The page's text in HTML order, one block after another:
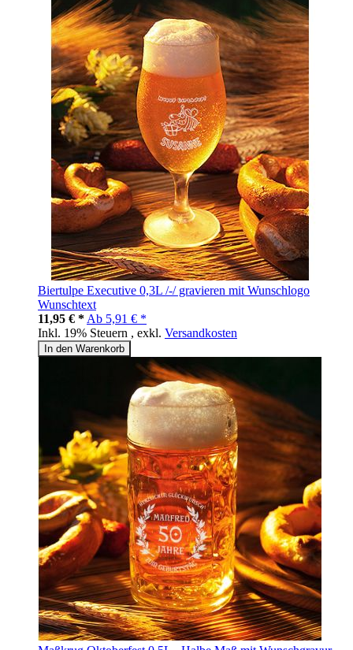
Biertulpe Executive 0,3L /-/ gravieren mit Wunschlogo
Wunschtext
11,95 € * Ab 5,91 € *
Inkl. 19% Steuern , exkl. Versandkosten
In den Warenkorb